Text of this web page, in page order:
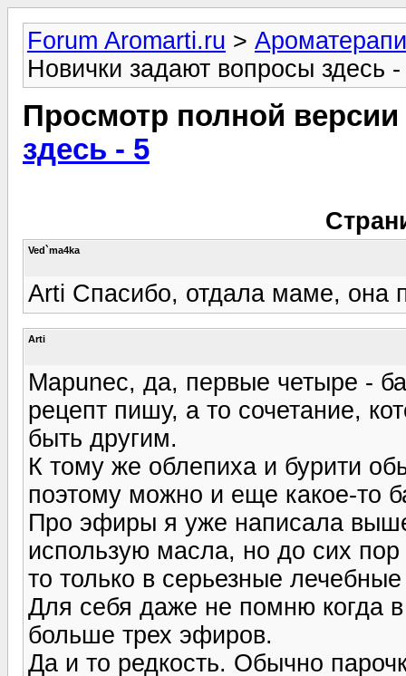
Forum Aromarti.ru >
Новички задают вопросы здесь
Просмотр полной
здесь - 5
Ved`ma4ka
Arti Спасибо, отдала маме, она
Arti
Mapunec, да, первые четыре -
рецепт пишу, а то сочетание,
быть другим.
К тому же облепиха и бурити
поэтому можно и еще какое-то
Про эфиры я уже написала
использую масла, но до сих
то только в серьезные
Для себя даже не помню когда
больше трех эфиров.
Да и то редкость. Обычно